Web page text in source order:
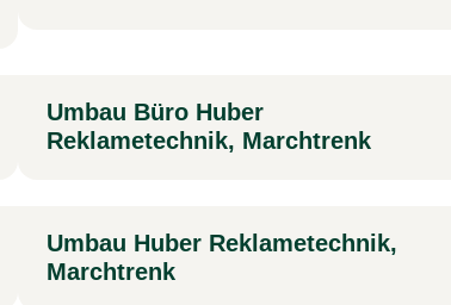
Umbau Büro Huber
Reklametechnik, Marchtrenk
Umbau Huber Reklametechnik,
Marchtrenk